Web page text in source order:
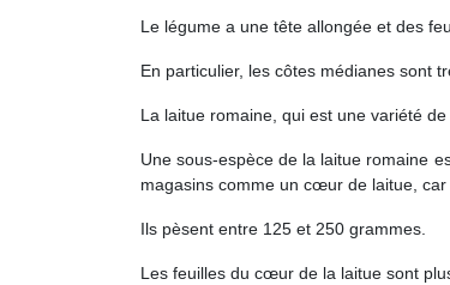
Le légume a une tête allongée et des
En particulier, les côtes médianes sont
La laitue romaine, qui est une variété
Une sous-espèce de la laitue romaine
magasins comme un cœur de laitue,
Ils pèsent entre 125 et 250 grammes.
Les feuilles du cœur de la laitue sont